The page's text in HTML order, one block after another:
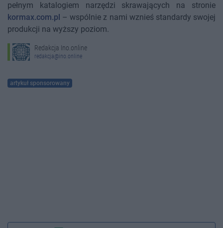
pełnym katalogiem narzędzi skrawających na stronie
kormax.com.pl – wspólnie z nami wznieś standardy swojej
produkcji na wyższy poziom.
Redakcja Ino.online
redakcja@ino.online
artykuł sponsorowany